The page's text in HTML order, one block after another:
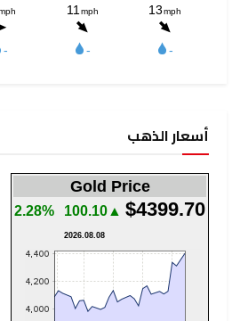
أسعار الذهب
Gold Price
$4399.70
▲100.10
2.28%
2026.08.08